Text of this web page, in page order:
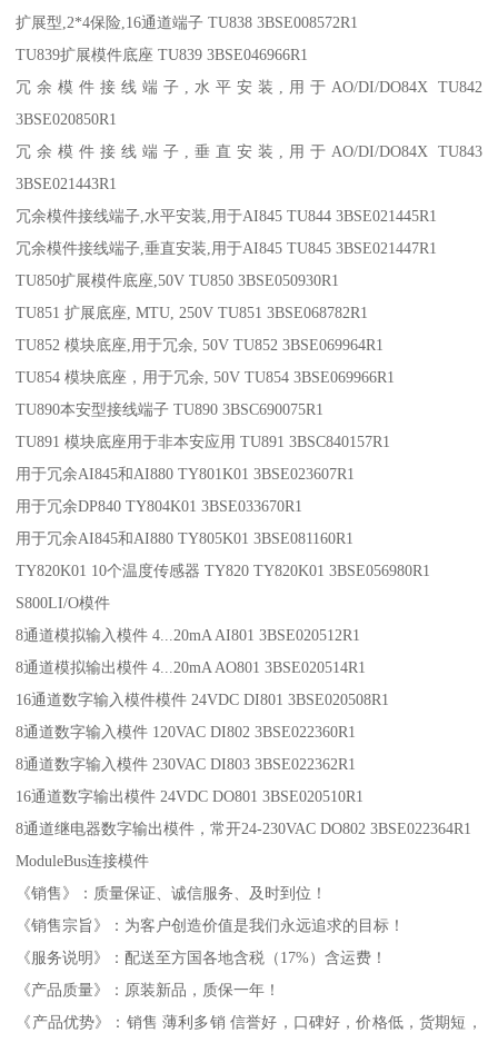
扩展型,2*4保险,16通道端子 TU838 3BSE008572R1
TU839扩展模件底座 TU839 3BSE046966R1
冗余模件接线端子,水平安装,用于AO/DI/DO84X TU842
3BSE020850R1
冗余模件接线端子,垂直安装,用于AO/DI/DO84X TU843
3BSE021443R1
冗余模件接线端子,水平安装,用于AI845 TU844 3BSE021445R1
冗余模件接线端子,垂直安装,用于AI845 TU845 3BSE021447R1
TU850扩展模件底座,50V TU850 3BSE050930R1
TU851 扩展底座, MTU, 250V TU851 3BSE068782R1
TU852 模块底座,用于冗余, 50V TU852 3BSE069964R1
TU854 模块底座，用于冗余, 50V TU854 3BSE069966R1
TU890本安型接线端子 TU890 3BSC690075R1
TU891 模块底座用于非本安应用 TU891 3BSC840157R1
用于冗余AI845和AI880 TY801K01 3BSE023607R1
用于冗余DP840 TY804K01 3BSE033670R1
用于冗余AI845和AI880 TY805K01 3BSE081160R1
TY820K01 10个温度传感器 TY820 TY820K01 3BSE056980R1
S800LI/O模件
8通道模拟输入模件 4...20mA AI801 3BSE020512R1
8通道模拟输出模件 4...20mA AO801 3BSE020514R1
16通道数字输入模件模件 24VDC DI801 3BSE020508R1
8通道数字输入模件 120VAC DI802 3BSE022360R1
8通道数字输入模件 230VAC DI803 3BSE022362R1
16通道数字输出模件 24VDC DO801 3BSE020510R1
8通道继电器数字输出模件，常开24-230VAC DO802 3BSE022364R1
ModuleBus连接模件
《销售》：质量保证、诚信服务、及时到位！
《销售宗旨》：为客户创造价值是我们永远追求的目标！
《服务说明》：配送至方国各地含税（17%）含运费！
《产品质量》：原装新品，质保一年！
《产品优势》：销售 薄利多销 信誉好，口碑好，价格低，货期短，